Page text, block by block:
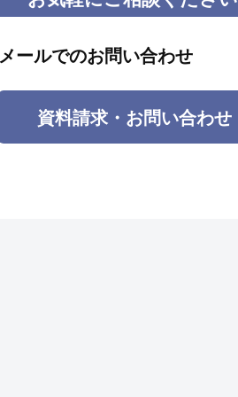
メールでのお問い合わせ
資料請求・お問い合わせ